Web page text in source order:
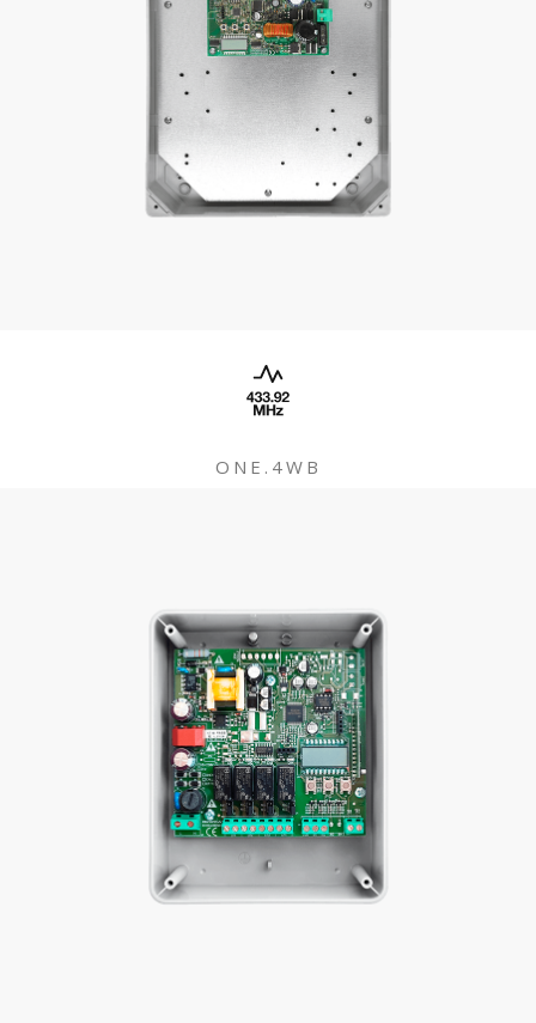
ONE.4WB